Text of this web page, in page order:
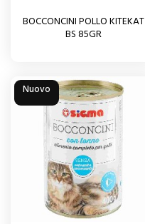
BOCCONCINI POLLO KITEKAT
BS 85GR
Nuovo